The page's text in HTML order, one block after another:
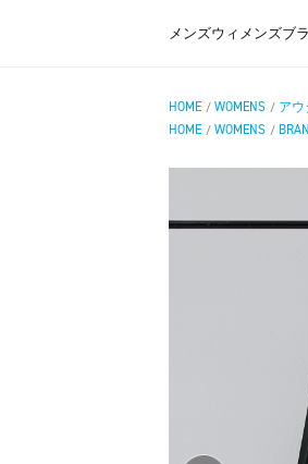
メンズウィメンズブ
HOME / WOMENS / アウ
HOME / WOMENS /